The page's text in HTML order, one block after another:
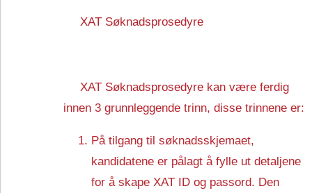
XAT Søknadsprosedyre
XAT Søknadsprosedyre kan være ferdig
innen 3 grunnleggende trinn, disse trinnene er:
På tilgang til søknadsskjemaet,
kandidatene er pålagt å fylle ut detaljene
for å skape XAT ID og passord. Den